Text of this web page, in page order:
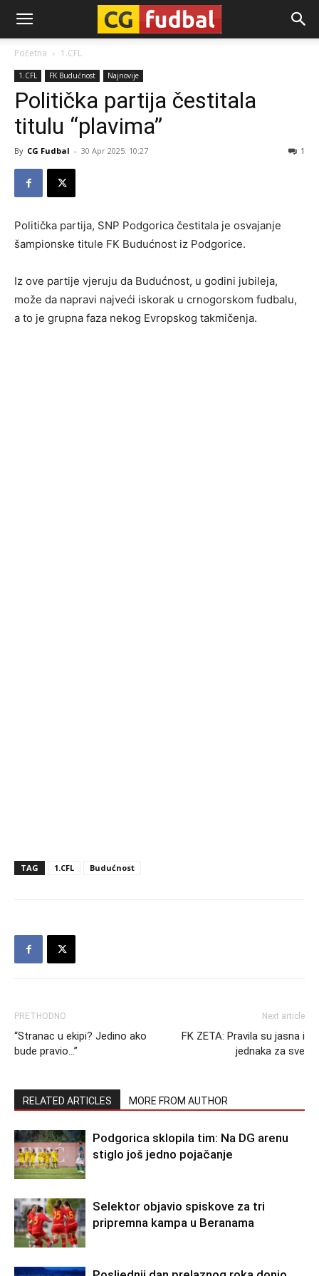
CG-
Fudbal
Početna 1.CFL
1.CFL FK Budućnost Najnovije
Politička partija čestitala
titulu “plavima”
By CG Fudbal - 30 Apr 2025. 10:27 1
Politička partija, SNP Podgorica čestitala je osvajanje
šampionske titule FK Budućnost iz Podgorice.
Iz ove partije vjeruju da Budućnost, u godini jubileja,
može da napravi najveći iskorak u crnogorskom fudbalu,
a to je grupna faza nekog Evropskog takmičenja.
TAG 1.CFL Budućnost
PRETHODNO
“Stranac u ekipi? Jedino ako
bude pravio…”
Next article
FK ZETA: Pravila su jasna i
jednaka za sve
RELATED ARTICLES MORE FROM AUTHOR
Podgorica sklopila tim: Na DG arenu
stiglo još jedno pojačanje
Selektor objavio spiskove za tri
pripremna kampa u Beranama